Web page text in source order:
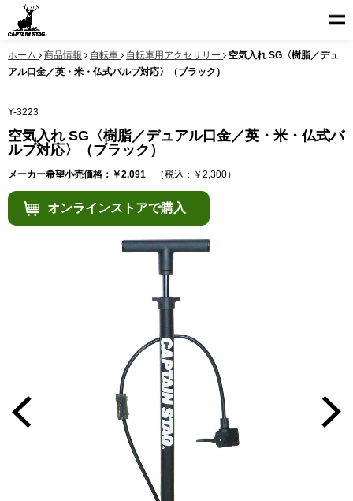
ホーム 商品情報 自転車 自転車用アクセサリー
空気入れ SG〈樹脂／デュ
アル口金／英・米・仏式バルブ対応〉（ブラック）
Y-3223
空気入れ SG〈樹脂／デュアル口金／英・米・仏式バ
ルブ対応〉（ブラック）
メーカー希望小売価格：￥2,091 （税込：￥2,300）
オンラインストアで購入